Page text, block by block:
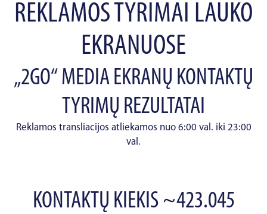
REKLAMOS TYRIMAI LAUKO
EKRANUOSE
„2GO“ MEDIA EKRANŲ KONTAKTŲ
TYRIMŲ REZULTATAI
Reklamos transliacijos atliekamos nuo 6:00 val. iki 23:00
val.
KONTAKTŲ KIEKIS ~423.045